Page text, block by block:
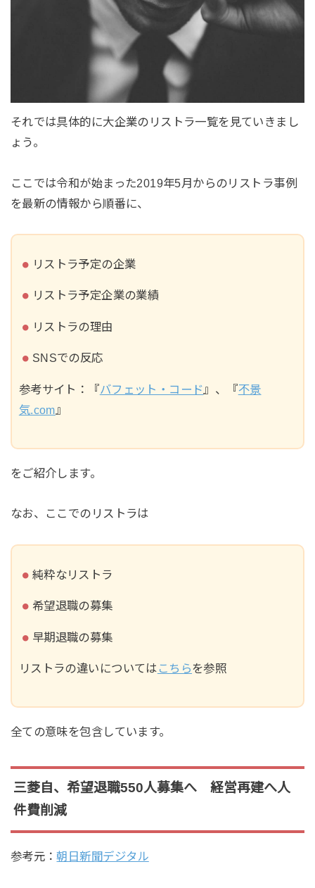
それでは具体的に大企業のリストラ一覧を見ていきまし
ょう。
ここでは令和が始まった2019年5月からのリストラ事例
を最新の情報から順番に、
リストラ予定の企業
リストラ予定企業の業績
リストラの理由
SNSでの反応
参考サイト：『バフェット・コード 』、『不景
気.com 』
をご紹介します。
なお、ここでのリストラは
純粋なリストラ
希望退職の募集
早期退職の募集
リストラの違いについては こちらを参照
全ての意味を包含しています。
三菱自、希望退職550人募集へ 経営再建へ人
件費削減
参考元：朝日新聞デジタル